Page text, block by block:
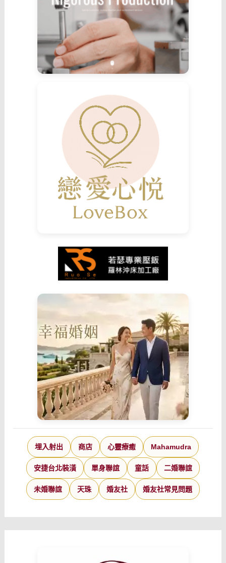
埋入射出 商店 心靈療癒 Mahamudra
安捷台北裝潢 單身聯誼 童話 二婚聯誼
未婚聯誼 天珠 婚友社 婚友社常見問題